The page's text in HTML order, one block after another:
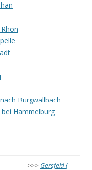
Burgwallbach
Hammelburg
>>> Gersfeld (